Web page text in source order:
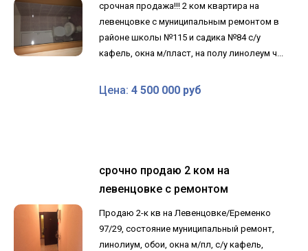
срочная продажа!!! 2 ком квартира на
левенцовке с муниципальным ремонтом в
районе школы №115 и садика №84 с/у
кафель, окна м/пласт, на полу линолеум ч...
Цена: 4 500 000 руб
срочно продаю 2 ком на
левенцовке с ремонтом
Продаю 2-к кв на Левенцовке/Еременко
97/29, состояние муниципальный ремонт,
линолиум, обои, окна м/пл, с/у кафель,